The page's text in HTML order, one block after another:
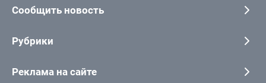
Сообщить новость
Рубрики
Реклама на сайте